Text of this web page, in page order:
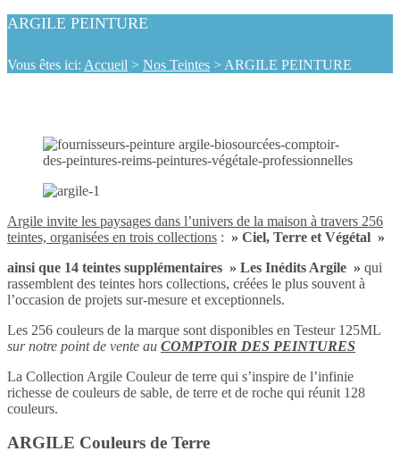
ARGILE PEINTURE
Vous êtes ici: Accueil > Nos Teintes > ARGILE PEINTURE
Argile invite les paysages dans l’univers de la maison à travers 256
teintes, organisées en trois collections : » Ciel, Terre et Végétal »
ainsi que 14 teintes supplémentaires » Les Inédits Argile » qui
rassemblent des teintes hors collections, créées le plus souvent à
l’occasion de projets sur-mesure et exceptionnels.
Les 256 couleurs de la marque sont disponibles en Testeur 125ML
sur notre point de vente au COMPTOIR DES PEINTURES
La Collection Argile Couleur de terre qui s’inspire de l’infinie
richesse de couleurs de sable, de terre et de roche qui réunit 128
couleurs.
ARGILE Couleurs de Terre